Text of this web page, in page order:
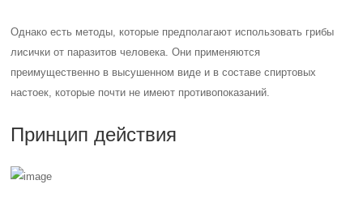
Однако есть методы, которые предполагают использовать грибы
лисички от паразитов человека. Они применяются
преимущественно в высушенном виде и в составе спиртовых
настоек, которые почти не имеют противопоказаний.
Принцип действия